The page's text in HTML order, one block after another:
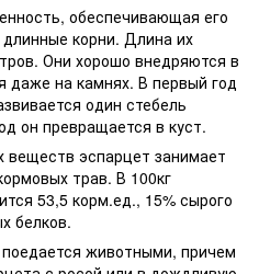
обеспечивающая его
корни. Длина их
Они хорошо внедряются в
даже на камнях. В первый год
один стебель
он превращается в куст.
эспарцет занимает
трав. В 100кг
53,5 корм.ед., 15% сырого
белков.
животными, причем